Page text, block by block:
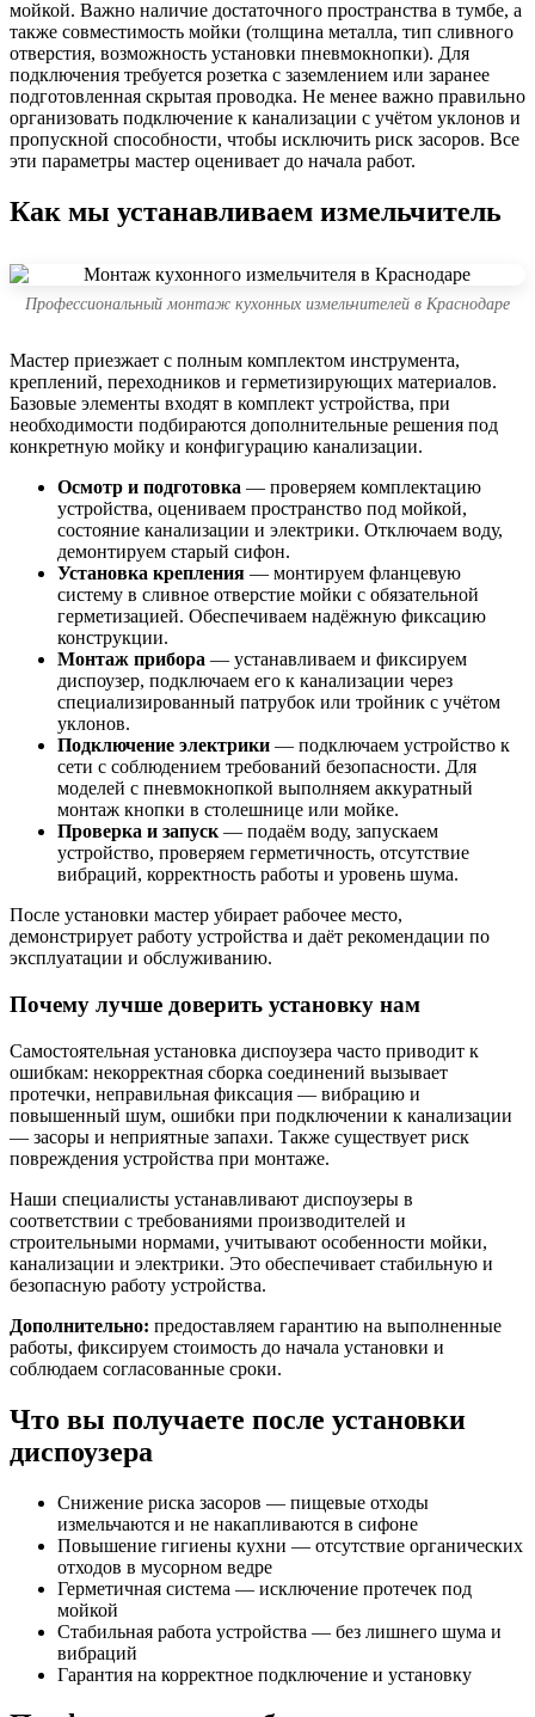
мойкой. Важно наличие достаточного пространства в тумбе, а
также совместимость мойки (толщина металла, тип сливного
отверстия, возможность установки пневмокнопки). Для
подключения требуется розетка с заземлением или заранее
подготовленная скрытая проводка. Не менее важно правильно
организовать подключение к канализации с учётом уклонов и
пропускной способности, чтобы исключить риск засоров. Все
эти параметры мастер оценивает до начала работ.
Как мы устанавливаем измельчитель
Профессиональный монтаж кухонных измельчителей в Краснодаре
Мастер приезжает с полным комплектом инструмента,
креплений, переходников и герметизирующих материалов.
Базовые элементы входят в комплект устройства, при
необходимости подбираются дополнительные решения под
конкретную мойку и конфигурацию канализации.
Осмотр и подготовка — проверяем комплектацию
устройства, оцениваем пространство под мойкой,
состояние канализации и электрики. Отключаем воду,
демонтируем старый сифон.
Установка крепления — монтируем фланцевую
систему в сливное отверстие мойки с обязательной
герметизацией. Обеспечиваем надёжную фиксацию
конструкции.
Монтаж прибора — устанавливаем и фиксируем
диспоузер, подключаем его к канализации через
специализированный патрубок или тройник с учётом
уклонов.
Подключение электрики — подключаем устройство к
сети с соблюдением требований безопасности. Для
моделей с пневмокнопкой выполняем аккуратный
монтаж кнопки в столешнице или мойке.
Проверка и запуск — подаём воду, запускаем
устройство, проверяем герметичность, отсутствие
вибраций, корректность работы и уровень шума.
После установки мастер убирает рабочее место,
демонстрирует работу устройства и даёт рекомендации по
эксплуатации и обслуживанию.
Почему лучше доверить установку нам
Самостоятельная установка диспоузера часто приводит к
ошибкам: некорректная сборка соединений вызывает
протечки, неправильная фиксация — вибрацию и
повышенный шум, ошибки при подключении к канализации
— засоры и неприятные запахи. Также существует риск
повреждения устройства при монтаже.
Наши специалисты устанавливают диспоузеры в
соответствии с требованиями производителей и
строительными нормами, учитывают особенности мойки,
канализации и электрики. Это обеспечивает стабильную и
безопасную работу устройства.
Дополнительно: предоставляем гарантию на выполненные
работы, фиксируем стоимость до начала установки и
соблюдаем согласованные сроки.
Что вы получаете после установки
диспоузера
Снижение риска засоров — пищевые отходы
измельчаются и не накапливаются в сифоне
Повышение гигиены кухни — отсутствие органических
отходов в мусорном ведре
Герметичная система — исключение протечек под
мойкой
Стабильная работа устройства — без лишнего шума и
вибраций
Гарантия на корректное подключение и установку